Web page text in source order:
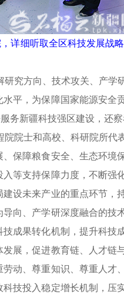
详细听取全区科技发展战
究方向、技术攻关、产学
平，为保障国家能源安全
务新疆科技强区建设，还察
院士和高校、科研院所代
保障粮食安全、生态环境
等支持保障力度，不断强
设未来产业的重点环节，
向、产学研深度融合的技
成果转化机制，提升科技
展，促进教育链、人才链
动、尊重知识、尊重人才
技投入稳定增长机制，压